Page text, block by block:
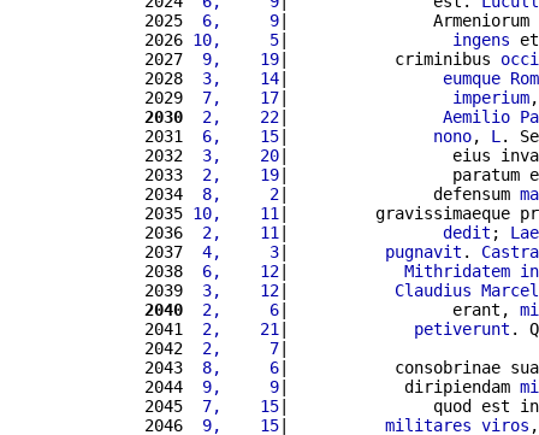
2025
6,     9|               Armeniorum
2026 10,     5| ingens
2027
9,    19|           criminibus
2028
3,    14| eumque
2029
7,    17| imperium
2030
2,    22| Aemilio
2031
6,    15| nono, L .
2032
3,    20|                 eius
2033
2,    19|                 paratum
2034
8,     2|               defensum
2035 10,    11 |         gravissimaeque
2036
2,    11 | dedit ;
2037
4,     3| pugnavit . Castra
2038
6,    12| Mithridatem in
2039
3,    12| Claudius
2040
2,     6|                 erant,
2041
2,    21 | petiverunt .
2042
2,     7
2043
8,     6|           consobrinae
2044
9,     9|            diripiendam
2045
7,    15|               quod est
2046
9,    15| militares viros